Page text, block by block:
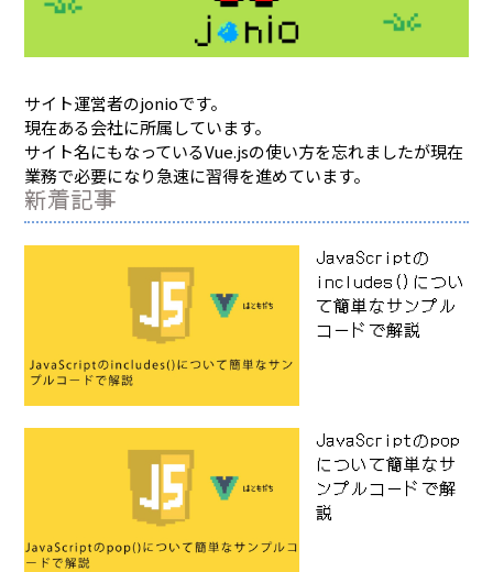
サイト運営者のjonioです。
現在ある会社に所属しています。
サイト名にもなっているVue.jsの使い方を忘れましたが現在
業務で必要になり急速に習得を進めています。
新着記事
JavaScriptの
includes()につい
て簡単なサンプル
コードで解説
JavaScriptのpop
について簡単なサ
ンプルコードで解
説